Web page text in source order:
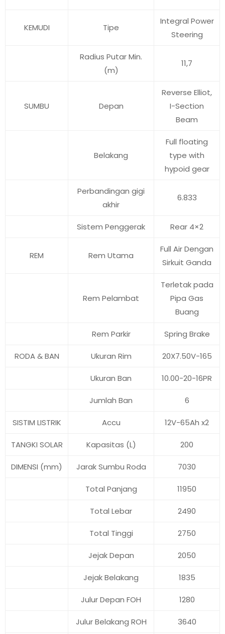
KEMUDI Tipe
Integral Power
Steering
Radius Putar Min.
(m)
11,7
SUMBU Depan
Reverse Elliot,
I-Section
Beam
Belakang
Full floating
type with
hypoid gear
Perbandingan gigi
akhir
6.833
Sistem Penggerak Rear 4×2
REM Rem Utama
Full Air Dengan
Sirkuit Ganda
Rem Pelambat
Terletak pada
Pipa Gas
Buang
Rem Parkir Spring Brake
RODA & BAN Ukuran Rim 20X7.50V-165
Ukuran Ban 10.00-20-16PR
Jumlah Ban 6
SISTIM LISTRIK Accu 12V-65Ah x2
TANGKI SOLAR Kapasitas (L) 200
DIMENSI (mm) Jarak Sumbu Roda 7030
Total Panjang 11950
Total Lebar 2490
Total Tinggi 2750
Jejak Depan 2050
Jejak Belakang 1835
Julur Depan FOH 1280
Julur Belakang ROH 3640